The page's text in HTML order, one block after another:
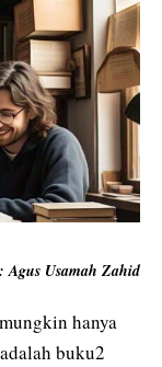
Agus Usamah Zahid
hanya
buku2